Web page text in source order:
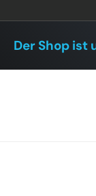
Der Shop ist